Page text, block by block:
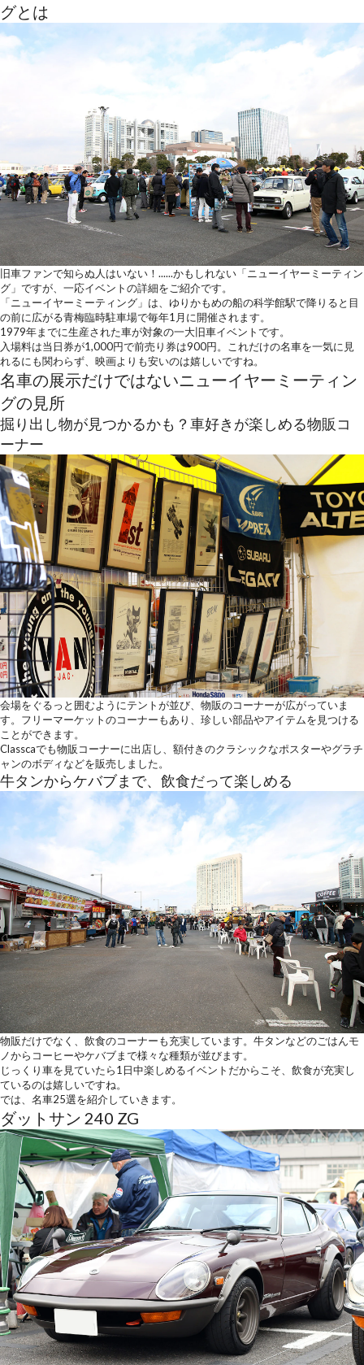
グとは
旧車ファンで知らぬ人はいない！......かもしれない「ニューイヤーミーティン
グ」ですが、一応イベントの詳細をご紹介です。
「ニューイヤーミーティング」は、ゆりかもめの船の科学館駅で降りると目
の前に広がる青梅臨時駐車場で毎年1月に開催されます。
1979年までに生産された車が対象の一大旧車イベントです。
入場料は当日券が1,000円で前売り券は900円。これだけの名車を一気に見
れるにも関わらず、映画よりも安いのは嬉しいですね。
名車の展示だけではないニューイヤーミーティン
グの見所
掘り出し物が見つかるかも？車好きが楽しめる物販コ
ーナー
会場をぐるっと囲むようにテントが並び、物販のコーナーが広がっていま
す。フリーマーケットのコーナーもあり、珍しい部品やアイテムを見つける
ことができます。
Classcaでも物販コーナーに出店し、額付きのクラシックなポスターやグラチ
ャンのボディなどを販売しました。
牛タンからケバブまで、飲食だって楽しめる
物販だけでなく、飲食のコーナーも充実しています。牛タンなどのごはんモ
ノからコーヒーやケバブまで様々な種類が並びます。
じっくり車を見ていたら1日中楽しめるイベントだからこそ、飲食が充実し
ているのは嬉しいですね。
では、名車25選を紹介していきます。
ダットサン 240 ZG